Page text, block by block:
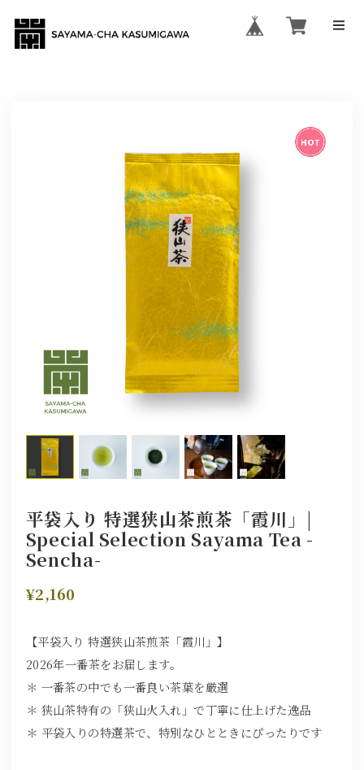
平袋入り 特選狭山茶煎茶「霞川」|
Special Selection Sayama Tea -
Sencha-
¥2,160
【平袋入り 特選狭山茶煎茶「霞川」】
2026年一番茶をお届します。
＊ 一番茶の中でも一番良い茶葉を厳選
＊ 狭山茶特有の「狭山火入れ」で丁寧に仕上げた逸品
＊ 平袋入りの特選茶で、特別なひとときにぴったりです